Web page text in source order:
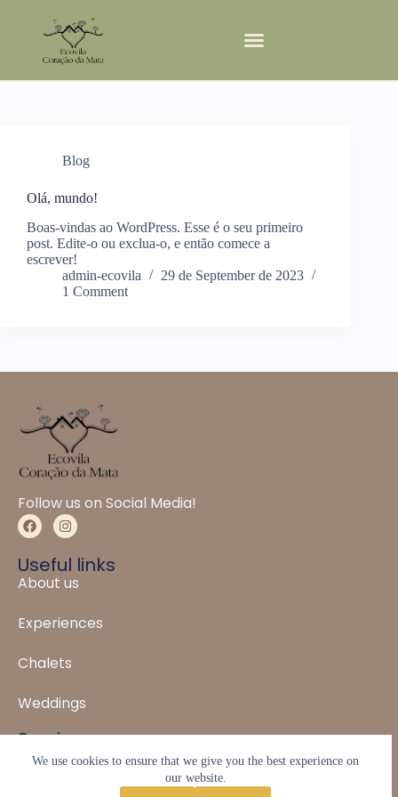
We use cookies to ensure that we give you the best experience on
our website.
Blog
Olá, mundo!
Boas-vindas ao WordPress. Esse é o seu primeiro
post. Edite-o ou exclua-o, e então comece a
escrever!
admin-ecovila
29 de September de 2023
1 Comment
Follow us on Social Media!
Useful links
About us
Experiences
Chalets
Weddings
Service
WhatsApp: (31) 99931-1088